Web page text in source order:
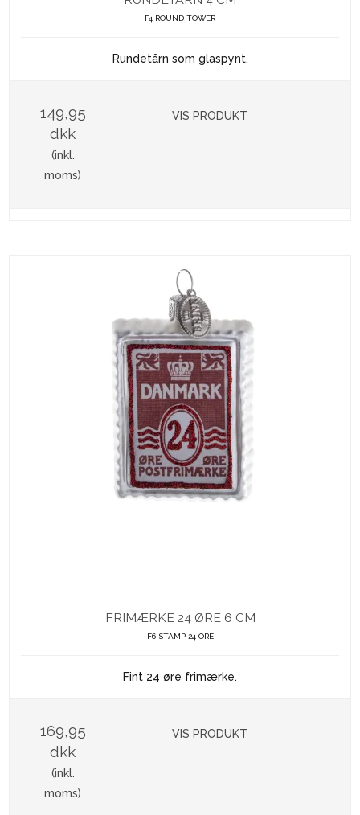
F4 ROUND TOWER
Rundetårn som glaspynt.
149,95
dkk
(inkl.
moms)
VIS PRODUKT
FRIMÆRKE 24 ØRE 6 CM
F6 STAMP 24 ORE
Fint 24 øre frimærke.
169,95
dkk
(inkl.
moms)
VIS PRODUKT